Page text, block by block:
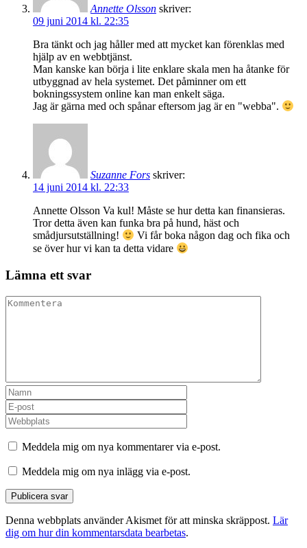
Annette Olsson skriver:
09 juni 2014 kl. 22:35
Bra tänkt och jag håller med att mycket kan förenklas med
hjälp av en webbtjänst.
Man kanske kan börja i lite enklare skala men ha åtanke för
utbyggnad av hela systemet. Det påminner om ett
bokningssystem online kan man enkelt säga.
Jag är gärna med och spånar eftersom jag är en "webba".
Suzanne Fors skriver:
14 juni 2014 kl. 22:33
Annette Olsson Va kul! Måste se hur detta kan finansieras.
Tror detta även kan funka bra på hund, häst och
smådjursutställning!
Vi får boka någon dag och fika och
se över hur vi kan ta detta vidare
Lämna ett svar
Meddela mig om nya kommentarer via e-post.
Meddela mig om nya inlägg via e-post.
Denna webbplats använder Akismet för att minska skräppost. Lär
dig om hur din kommentarsdata bearbetas.